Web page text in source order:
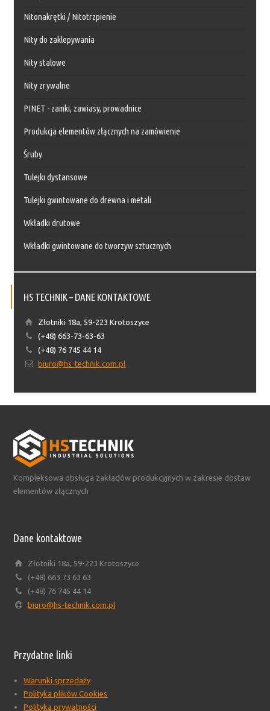
Nitonakrętki / Nitotrzpienie
Nity do zaklepywania
Nity stalowe
Nity zrywalne
PINET - zamki, zawiasy, prowadnice
Produkcja elementów złącznych na zamówienie
Śruby
Tulejki dystansowe
Tulejki gwintowane do drewna i metali
Wkładki drutowe
Wkładki gwintowane do tworzyw sztucznych
HS TECHNIK – DANE KONTAKTOWE
Złotniki 18a, 59-223 Krotoszyce
(+48) 663-73-63-63
(+48) 76 745 44 14
biuro@hs-technik.com.pl
Kompleksowa obsługa zakładów produkcyjnych w zakresie dostaw
elementów złącznych
Dane kontaktowe
Złotniki 18a, 59-223 Krotoszyce
(+48) 663 73 63 63
(+48) 76 745 44 14
biuro@hs-technik.com.pl
Przydatne linki
Warunki sprzedaży
Polityka plików Cookies
Polityka prywatności